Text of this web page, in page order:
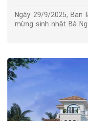
Ngày 29/9/2025, Ban
mừng sinh nhật Bà
Nguyễn Thị Hoài Thu
ngừng phát triển và
Group gửi lời chúc Chủ
khỏe, hạnh phúc và
hành hợp tác cùng
những mục tiêu
tịch Nguyễn Thị Hoài